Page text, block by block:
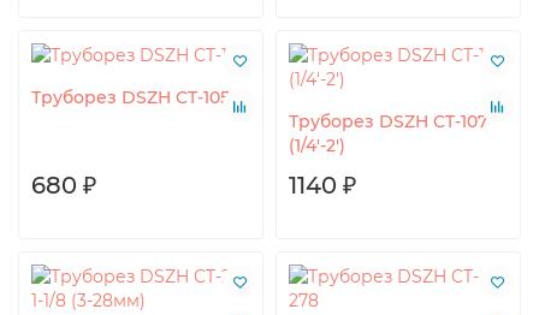
Труборез DSZH CT-105
680 ₽
Труборез DSZH CT-107
(1/4'-2')
1140 ₽